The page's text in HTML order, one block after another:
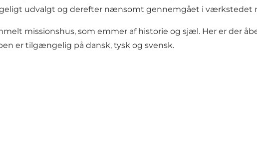
udvalgt og derefter nænsomt gennemgået i værkstedet
missionshus, som emmer af historie og sjæl. Her er der
er tilgængelig på dansk, tysk og svensk.